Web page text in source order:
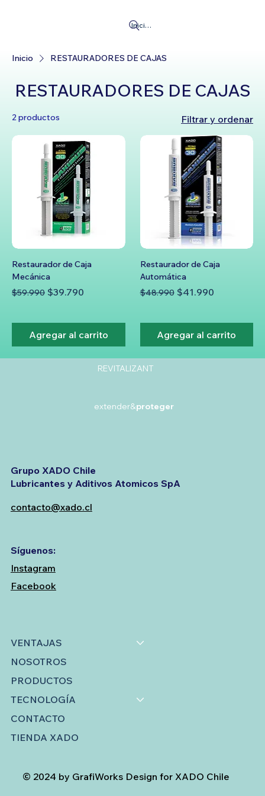
Iniciar Sesión
Inicio RESTAURADORES DE CAJAS
RESTAURADORES DE CAJAS
2 productos Filtrar y ordenar
Restaurador de Caja
Mecánica
Precio
$59.990 Precio de oferta
$39.790
Agregar al carrito
Restaurador de Caja
Automática
Precio
$48.990 Precio de oferta
$41.990
Agregar al carrito
© 2024 by GrafiWorks Design for XADO Chile
VENTAJAS
NOSOTROS
PRODUCTOS
TECNOLOGÍA
CONTACTO
TIENDA XADO
Síguenos:
Instagram
Facebook
Grupo XADO Chile
Lubricantes y Aditivos Atomicos SpA
contacto@xado.cl
extender&proteger
REVITALIZANT